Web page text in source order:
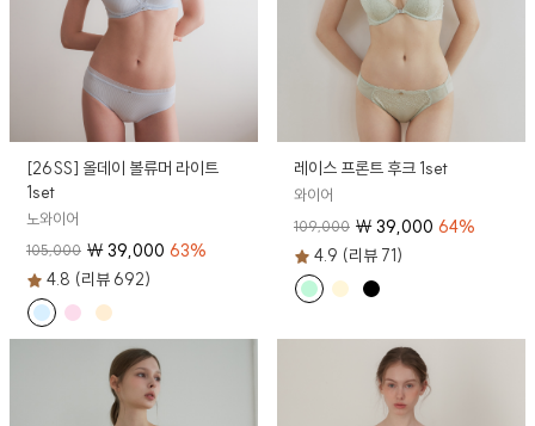
[26SS] 올데이 볼류머 라이트
1set
노와이어
105,000 ₩39,000 63%
4.8 (리뷰 692)
레이스 프론트 후크 1set
와이어
109,000 ₩39,000 64%
4.9 (리뷰 71)